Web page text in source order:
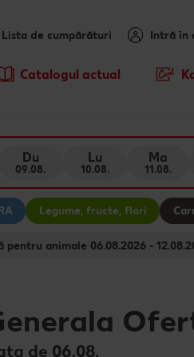
Catalogul actual
XTRA
Intră în
Lista de cumpărături
Du
09.08.
Lu
10.08.
Ma
11.08.
Legume, fructe, flori
Hrană pentru animale 06.08.2026 -
de 06.08.